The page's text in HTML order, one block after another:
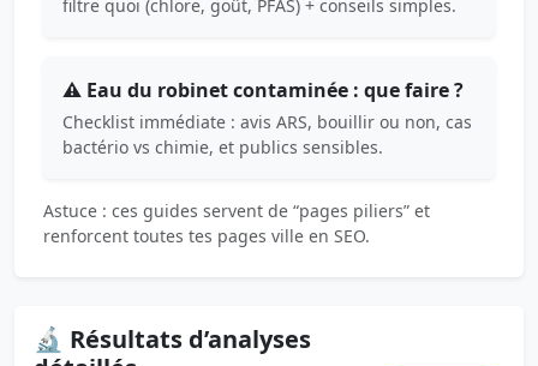
filtre quoi (chlore, goût, PFAS) + conseils simples.
⚠️ Eau du robinet contaminée : que faire ?
Checklist immédiate : avis ARS, bouillir ou non, cas
bactério vs chimie, et publics sensibles.
Astuce : ces guides servent de “pages piliers” et
renforcent toutes tes pages ville en SEO.
🔬 Résultats d’analyses